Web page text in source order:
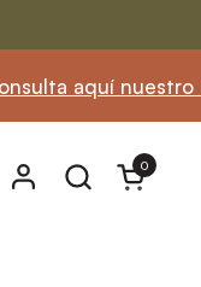
nuestro horario
Abrir
0